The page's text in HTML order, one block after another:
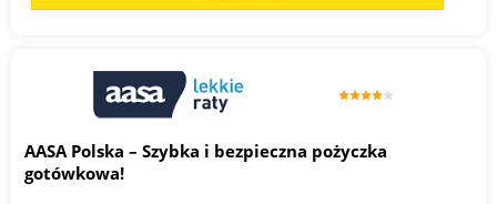
AASA Polska – Szybka i bezpieczna pożyczka
gotówkowa!